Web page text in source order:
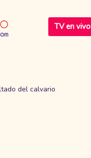
TV en vivo
del calvario